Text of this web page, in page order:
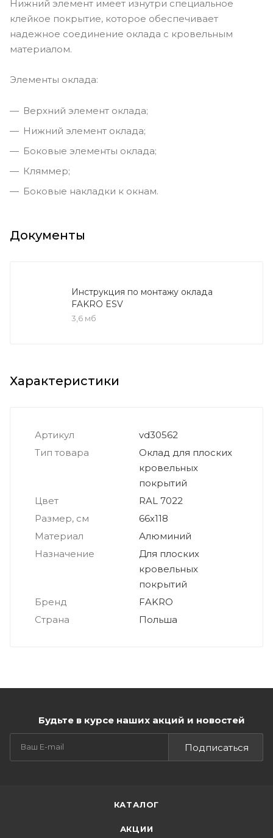
Нижний элемент имеет изнутри специальное
клейкое покрытие, которое обеспечивает
надежное соединение оклада с кровельным
материалом.
Элементы оклада:
Верхний элемент оклада;
Нижний элемент оклада;
Боковые элементы оклада;
Кляммер;
Боковые накладки к окнам.
Документы
Инструкция по монтажу оклада
FAKRO ESV
3,6 мб
Характеристики
Артикул
vd30562
Тип товара
Оклад для плоских
кровельных
покрытий
Цвет
RAL 7022
Размер, см
66х118
Материал
Алюминий
Назначение
Для плоских
кровельных
покрытий
Бренд
FAKRO
Страна
Польша
Будьте в курсе наших акций и новостей
Подписаться
КАТАЛОГ
АКЦИИ